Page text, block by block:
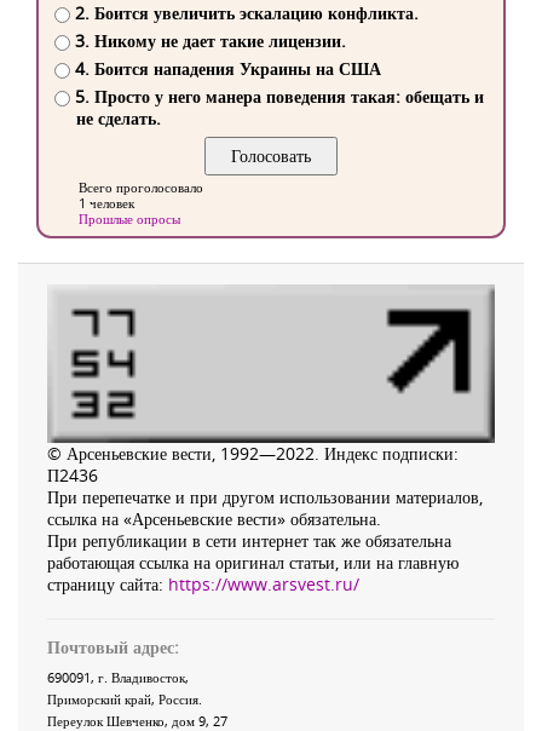
2. Боится увеличить эскалацию конфликта.
3. Никому не дает такие лицензии.
4. Боится нападения Украины на США
5. Просто у него манера поведения такая: обещать и
не сделать.
Всего проголосовало
1 человек
Прошлые опросы
© Арсеньевские вести, 1992—2022. Индекс подписки:
П2436
При перепечатке и при другом использовании материалов,
ссылка на «Арсеньевские вести» обязательна.
При републикации в сети интернет так же обязательна
работающая ссылка на оригинал статьи, или на главную
страницу сайта: https://www.arsvest.ru/
Почтовый адрес:
690091, г. Владивосток,
Приморский край, Россия
Переулок Шевченко, дом 9, 27